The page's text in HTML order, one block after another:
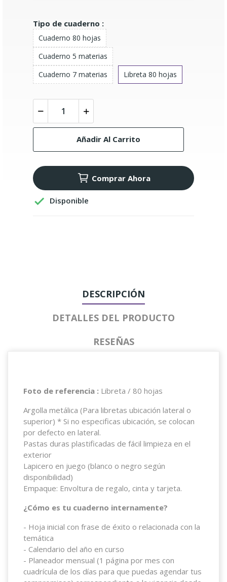
Tipo de cuaderno :
Cuaderno 80 hojas
Cuaderno 5 materias
Cuaderno 7 materias
Libreta 80 hojas
Añadir Al Carrito
Comprar Ahora
 Disponible
DESCRIPCIÓN
DETALLES DEL PRODUCTO
RESEÑAS
Foto de referencia : Libreta / 80 hojas
Argolla metálica (Para libretas ubicación lateral o
superior) * Si no especificas ubicación, se colocan
por defecto en lateral.
Pastas duras plastificadas de fácil limpieza en el
exterior
Lapicero en juego (blanco o negro según
disponibilidad)
Empaque: Envoltura de regalo, cinta y tarjeta.
¿Cómo es tu cuaderno internamente?
- Hoja inicial con frase de éxito o relacionada con la
temática
- Calendario del año en curso
- Planeador mensual (1 página por mes con
cuadrícula de los días para que puedas agendar tus